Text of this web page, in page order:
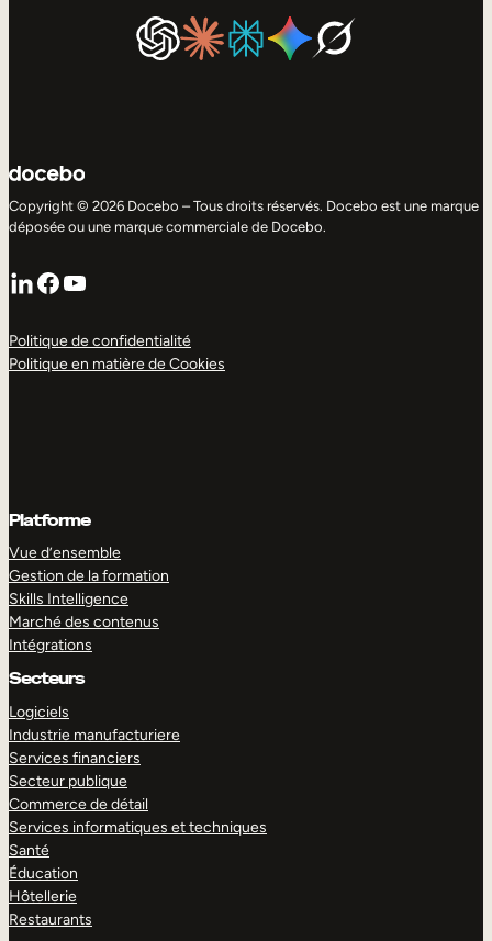
Copyright © 2026 Docebo – Tous droits réservés. Docebo est une marque
déposée ou une marque commerciale de Docebo.
LinkedIn
Facebook
YouTube
Politique de confidentialité
Politique en matière de Cookies
Platforme
Vue d’ensemble
Gestion de la formation
Skills Intelligence
Marché des contenus
Intégrations
Secteurs
Logiciels
Industrie manufacturiere
Services financiers
Secteur publique
Commerce de détail
Services informatiques et techniques
Santé
Éducation
Hôtellerie
Restaurants